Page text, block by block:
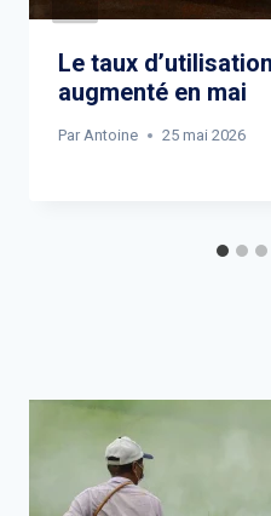
Le taux
augmenté en mai
Par Antoine 25 mai 2026